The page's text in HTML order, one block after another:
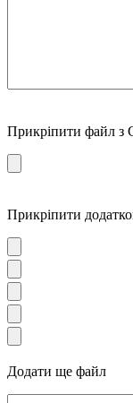
Прикріпити файл з
Прикріпити
Додати ще файл